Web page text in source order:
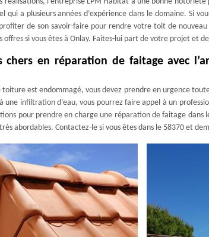
qui a plusieurs années d’expérience dans le domaine. Si
de son savoir-faire pour rendre votre toit de
offres si vous êtes à Onlay. Faites-lui part de votre projet et
chers en réparation de faitage avec
est endommagé, vous devez prendre en urgence
une infiltration d’eau, vous pourrez faire appel à un
pour prendre en charge une réparation de faitage dans
abordables. Contactez-le si vous êtes dans le 58370 et